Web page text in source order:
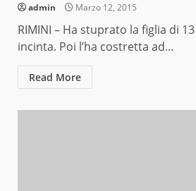
admin Marzo 12, 2015
RIMINI – Ha stuprato la figlia di
incinta. Poi l’ha costretta ad...
Read More